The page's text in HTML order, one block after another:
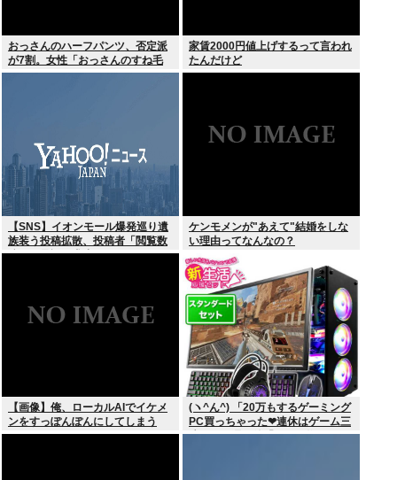
おっさんのハーフパンツ、否定派
が7割。女性「おっさんのすね毛
なんて見たくないじゃないですか
家賃2000円値上げするって言われ
たんだけど
【SNS】イオンモール爆発巡り遺
族装う投稿拡散、投稿者「閲覧数
稼ぎや承認欲求止まらなくなっ
ケンモメンが"あえて"結婚をしな
い理由ってなんなの？
【画像】俺、ローカルAIでイケメ
ンをすっぽんぽんにしてしまう
www
(ヽ^ん^) 「20万もするゲーミング
PC買っちゃった❤連休はゲーム三
昧だ」一週間後「お届け物でー